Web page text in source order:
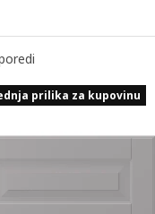
cm
BODBYN, Staklena
prilika za kupovinu